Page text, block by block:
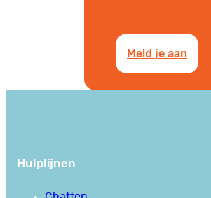
Meld je aan
Hulplijnen